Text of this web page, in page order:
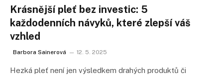
Krásnější pleť bez investic: 5
každodenních návyků, které zlepší váš
vzhled
Barbora Sainerová 12. 5. 2025
Hezká pleť není jen výsledkem drahých produktů či